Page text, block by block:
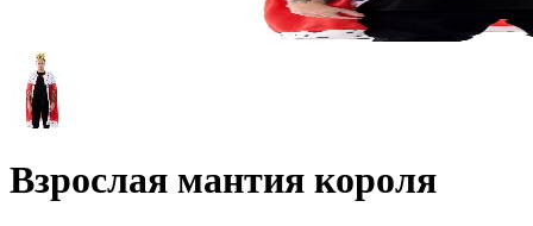
Взрослая мантия короля